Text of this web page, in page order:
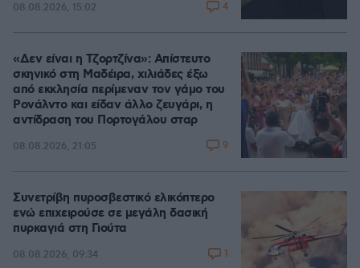
08.08.2026, 15:02 4
«Δεν είναι η Τζορτζίνα»: Απίστευτο
σκηνικό στη Μαδέιρα, χιλιάδες έξω
από εκκλησία περίμεναν τον γάμο του
Ρονάλντο και είδαν άλλο ζευγάρι, η
αντίδραση του Πορτογάλου σταρ
08.08.2026, 21:05 9
Συνετρίβη πυροσβεστικό ελικόπτερο
ενώ επιχειρούσε σε μεγάλη δασική
πυρκαγιά στη Γιούτα
08.08.2026, 09:34 1